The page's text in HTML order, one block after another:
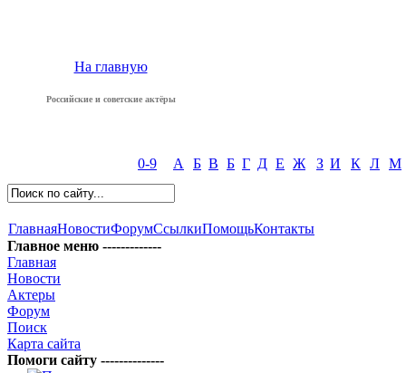
На главную
Российские и советские актёры
0-9 А Б В Б Г Д Е Ж З И К Л М
ГлавнаяНовостиФорумСсылкиПомощьКонтакты
Главное меню -------------
Главная
Новости
Актеры
Форум
Поиск
Карта сайта
Помоги сайту --------------